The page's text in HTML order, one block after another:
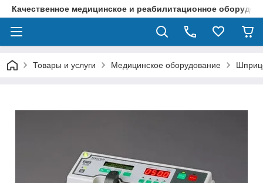
Качественное медицинское и реабилитационное
Товары и услуги Медицинское оборудование